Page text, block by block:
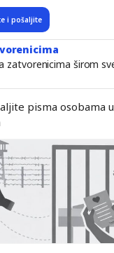
i pošaljite
zatvorenicima širom
pisma osobama